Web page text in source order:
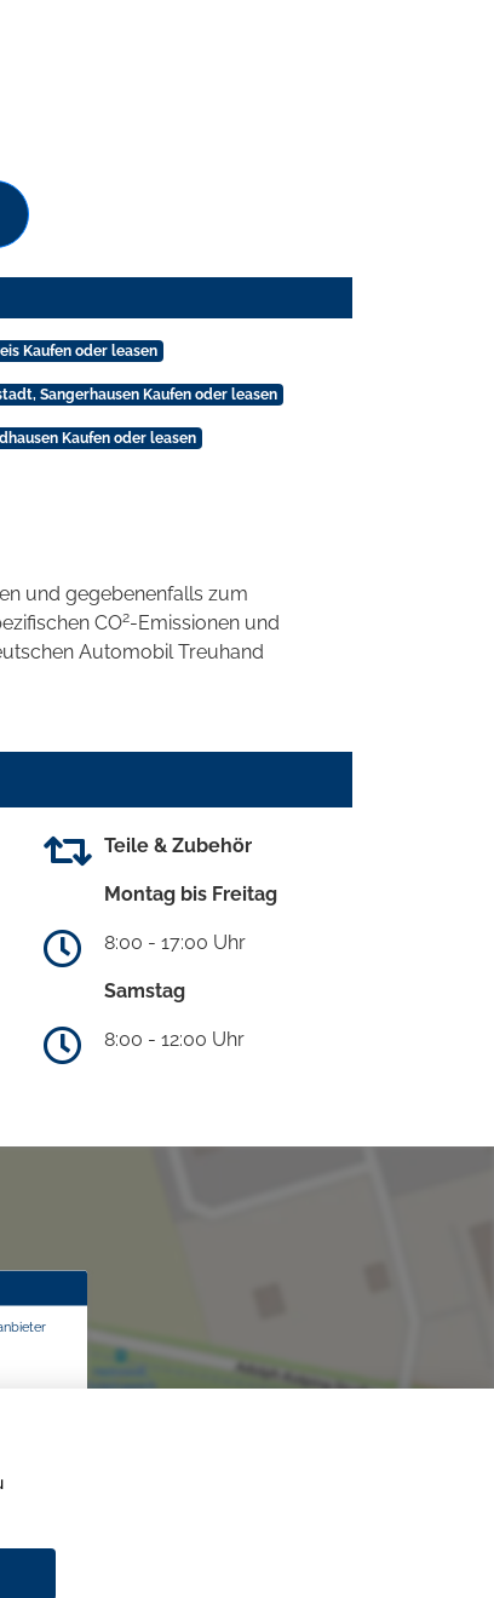
Kaufen oder leasen
Sangerhausen Kaufen oder leasen
Kaufen oder leasen
und gegebenenfalls zum
CO2-Emissionen und
Automobil Treuhand
Teile & Zubehör
Montag bis Freitag
8:00 - 17:00 Uhr
Samstag
8:00 - 12:00 Uhr